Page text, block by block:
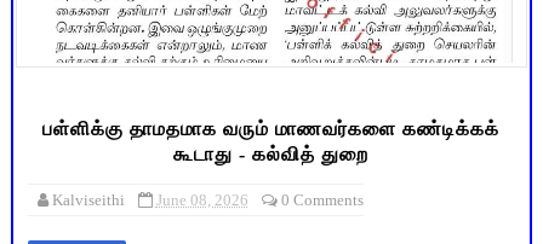
பள்ளிக்கு தாமதமாக வரும் மாணவர்களை கண்டிக்கக்
கூடாது - கல்வித் துறை
Kalviseithi June 08, 2026 0 Comments